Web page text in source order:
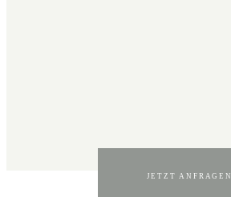
JETZT ANFRAGEN